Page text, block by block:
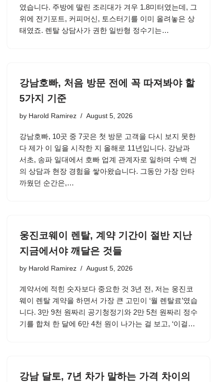
였습니다. 주방에 딸린 조리대가 겨우 1.8미터였는데, 그
위에 전기포트, 커피머신, 토스터기를 이미 올려놓은 상
태였죠. 렌탈 상담사가 권한 일반형 정수기는…
강남호빠, 처음 방문 전에 꼭 따져봐야 할
5가지 기준
by Harold Ramirez August 5, 2026
강남호빠, 10곳 중 7곳은 첫 방문 고객을 다시 보지 못한
다 제가 이 일을 시작한 지 올해로 11년입니다. 강남과
서초, 송파 일대에서 호빠 업계 관계자로 일하며 수백 건
의 상담과 현장 경험을 쌓아왔습니다. 그동안 가장 안타
까웠던 순간은,…
웅진코웨이 렌탈, 계약 기간이 절반 지난
지금에서야 깨달은 것들
by Harold Ramirez August 5, 2026
계약서에 적힌 숫자보다 중요한 것 3년 전, 저는 웅진코
웨이 렌탈 계약을 하면서 가장 큰 고민이 ‘월 렌탈료’였습
니다. 3만 9천 원짜리 공기청정기와 2만 5천 원짜리 정수
기를 합쳐 한 달에 6만 4천 원이 나가는 걸 보고, ‘이걸…
강남 달토, 7년 차가 말하는 가격 차이의